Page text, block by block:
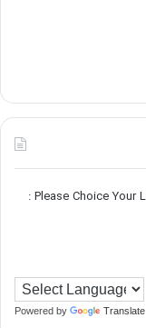
Powered by Translate